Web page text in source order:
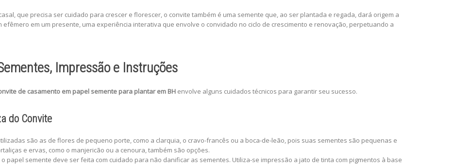
que precisa ser cuidado para crescer e florescer, o convite também é uma semente que, ao ser plantada e regada, dará origem a
em um presente, uma experiência interativa que envolve o convidado no ciclo de crescimento e renovação, perpetuando a
Impressão e Instruções
de casamento em papel semente para plantar em BH envolve alguns cuidados técnicos para garantir seu sucesso.
do Convite
são as de flores de pequeno porte, como a clarquia, o cravo-francês ou a boca-de-leão, pois suas sementes são pequenas e
e ervas, como o manjericão ou a cenoura, também são opções.
papel semente deve ser feita com cuidado para não danificar as sementes. Utiliza-se impressão a jato de tinta com pigmentos à base